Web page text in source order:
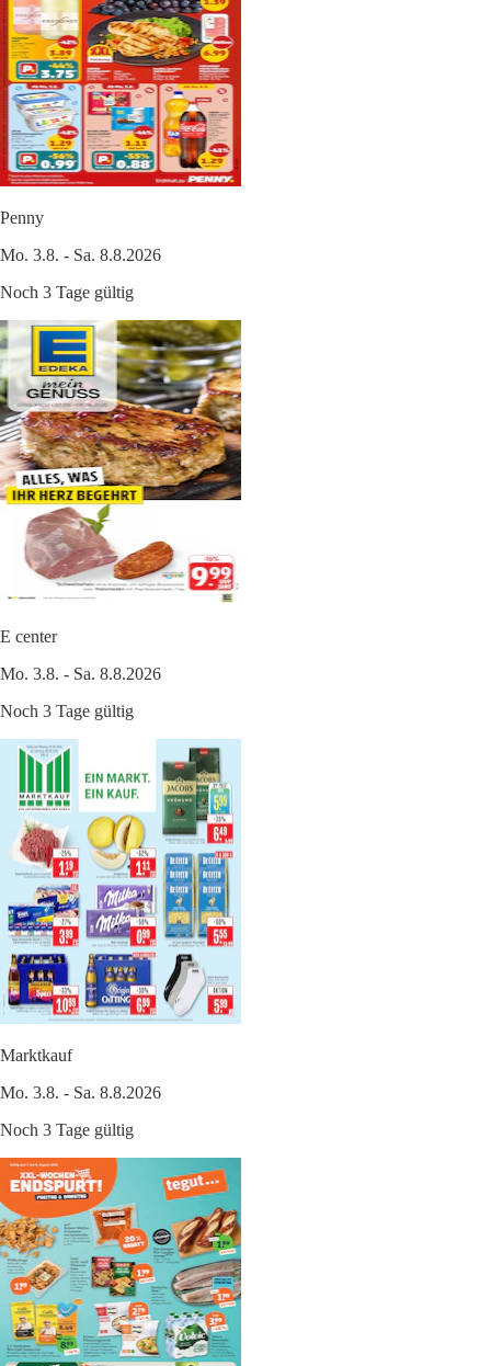
Penny
Mo. 3.8. - Sa. 8.8.2026
Noch 3 Tage gültig
E center
Mo. 3.8. - Sa. 8.8.2026
Noch 3 Tage gültig
Marktkauf
Mo. 3.8. - Sa. 8.8.2026
Noch 3 Tage gültig